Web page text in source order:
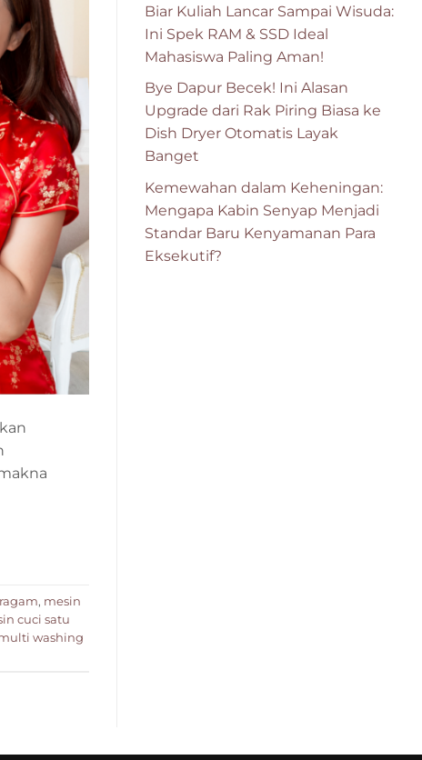
, mesin
cuci satu
washing
Biar Kuliah Lancar Sampai Wisuda:
Ini Spek RAM & SSD Ideal
Mahasiswa Paling Aman!
Bye Dapur Becek! Ini Alasan
Upgrade dari Rak Piring Biasa ke
Dish Dryer Otomatis Layak
Banget
Kemewahan dalam Keheningan:
Mengapa Kabin Senyap Menjadi
Standar Baru Kenyamanan Para
Eksekutif?